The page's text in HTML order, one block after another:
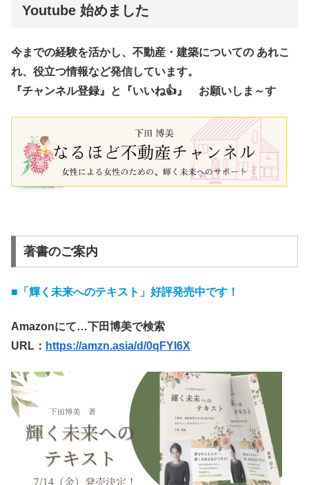
Youtube 始めました
今までの経験を活かし、不動産・建築についての あれこ
れ、役立つ情報など発信しています。
『チャンネル登録』と『いいね👍』 お願いしま～す
著書のご案内
■「輝く未来へのテキスト」好評発売中です！
Amazonにて…下田博美で検索
URL： https://amzn.asia/d/0qFYI6X